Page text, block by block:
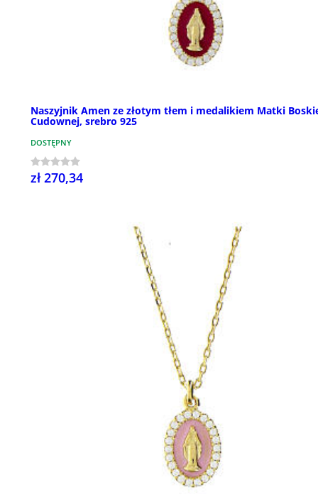
Naszyjnik Amen ze złotym tłem i medalikiem Matki
Cudownej, srebro 925
DOSTĘPNY
zł 270,34